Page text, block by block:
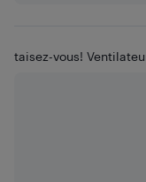
taisez-vous!